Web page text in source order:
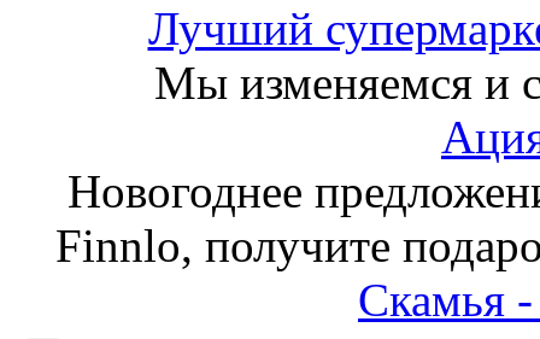
Лучший
Мы изменяемся и
Новогоднее
Finnlo, получите